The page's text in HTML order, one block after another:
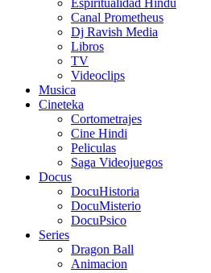
Espiritualidad Hindu
Canal Prometheus
Dj Ravish Media
Libros
TV
Videoclips
Musica
Cineteka
Cortometrajes
Cine Hindi
Peliculas
Saga Videojuegos
Docus
DocuHistoria
DocuMisterio
DocuPsico
Series
Dragon Ball
Animacion